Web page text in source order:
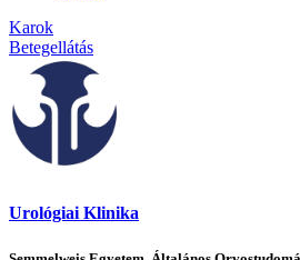
Karok
Betegellátás
Urológiai Klinika